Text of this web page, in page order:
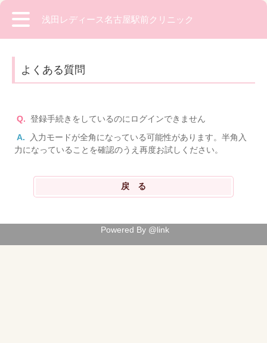
浅田レディース名古屋駅前クリニック
よくある質問
Q. 登録手続きをしているのにログインできません
A.
入力モードが全角になっている可能性があります。半角入
力になっていることを確認のうえ再度お試しください。
Powered By @link